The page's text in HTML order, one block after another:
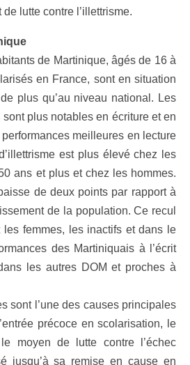
lutte contre l’illettrisme.
de Martinique, âgés de 16 à
en France, sont en situation
plus qu’au niveau national. Les
plus notables en écriture et en
meilleures en lecture
est plus élevé chez les
ans et plus et chez les hommes.
de deux points par rapport à
de la population. Ce recul
femmes, les inactifs et dans le
des Martiniquais à l’écrit
les autres DOM et proches à
sont l’une des causes principales
précoce en scolarisation, le
moyen de lutte contre l’échec
jusqu’à sa remise en cause en